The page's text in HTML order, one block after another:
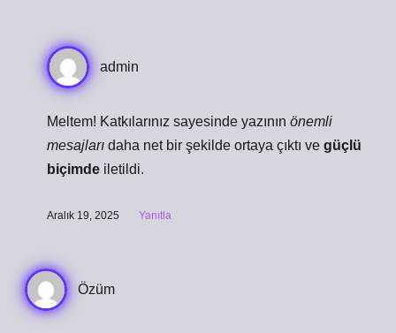
admin
Meltem! Katkılarınız sayesinde yazının önemli
mesajları daha net bir şekilde ortaya çıktı ve güçlü
biçimde iletildi.
Aralık 19, 2025 Yanıtla
Özüm